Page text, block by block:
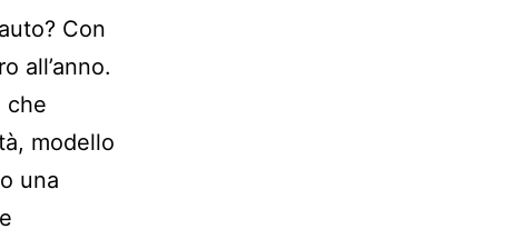
Con
all’anno.
che
modello
una